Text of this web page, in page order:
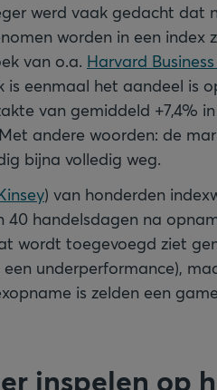
werd vaak gedacht dat
worden in een index
van o.a. Harvard
eenmaal het aandeel is
van gemiddeld +7,4%
andere woorden: de
bijna volledig weg.
) van honderden
handelsdagen na
wordt toegevoegd ziet
underperformance),
is zelden een
inspelen op